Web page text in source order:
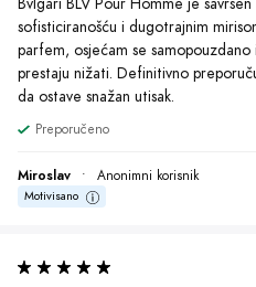
sofisticiranošću i dugotrajnim
parfem, osjećam se
prestaju nižati. Definitivno
da ostave snažan utisak.
Preporučeno
Miroslav • Anonimni korisnik
Motivisano